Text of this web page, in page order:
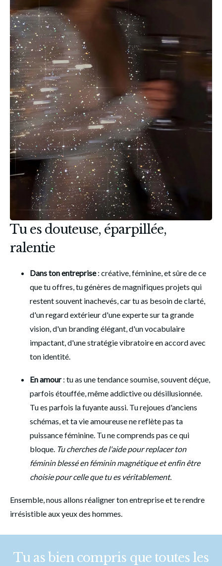
Tu es douteuse, éparpillée,
ralentie
Dans ton entreprise : créative, féminine, et sûre de ce
que tu offres, tu génères de magnifiques projets qui
restent souvent inachevés, car tu as besoin de clarté,
d'un regard extérieur d'une experte sur ta grande
vision, d'un branding élégant, d'un vocabulaire
impactant, d'une stratégie vibratoire en accord avec
ton identité.
En amour : tu as une tendance soumise, souvent déçue,
parfois étouffée, même addictive ou désillusionnée.
Tu es parfois la fuyante aussi. Tu rejoues d'anciens
schémas, et ta vie amoureuse ne reflète pas ta
puissance féminine. Tu ne comprends pas ce qui
bloque. Tu cherches de l'aide pour replacer ton
féminin blessé en féminin magnétique et enfin être
choisie pour celle que tu es véritablement.
Ensemble, nous allons réaligner ton entreprise et te rendre
irrésistible aux yeux des hommes.
Tu as bien compris que toutes les